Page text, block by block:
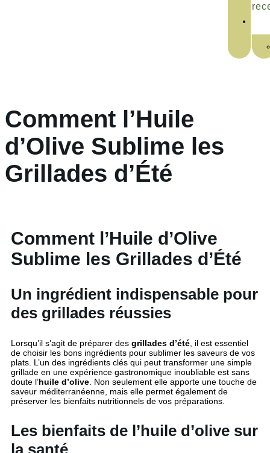
Comment l’Huile
d’Olive Sublime les
Grillades d’Été
Comment l’Huile d’Olive
Sublime les Grillades d’Été
Un ingrédient indispensable pour
des grillades réussies
Lorsqu’il s’agit de préparer des grillades d’été , il est essentiel
de choisir les bons ingrédients pour sublimer les saveurs de vos
plats. L’un des ingrédients clés qui peut transformer une simple
grillade en une expérience gastronomique inoubliable est sans
doute l’huile d’olive . Non seulement elle apporte une touche de
saveur méditerranéenne, mais elle permet également de
préserver les bienfaits nutritionnels de vos préparations.
Les bienfaits de l’huile d’olive sur
la santé